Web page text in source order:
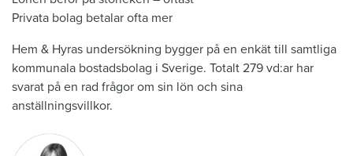
Privata bolag betalar ofta mer
Hem & Hyras undersökning bygger på en enkät till samtliga
kommunala bostadsbolag i Sverige. Totalt 279 vd:ar har
svarat på en rad frågor om sin lön och sina
anställningsvillkor.